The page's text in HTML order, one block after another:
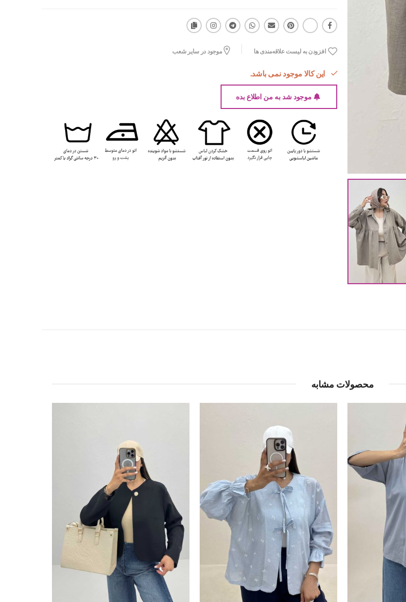
افزودن به لیست علاقه‌مندی ها موجود در سایر شعب
این کالا موجود نمی باشد.
موجود شد به من اطلاع بده
محصولات مشابه